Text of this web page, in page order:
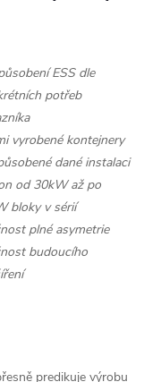
ESS dle
potřeb
vyrobené kontejnery
dané instalaci
od 30kW až po
bloky v sérií
plné asymetrie
budoucího
predikuje výrobu